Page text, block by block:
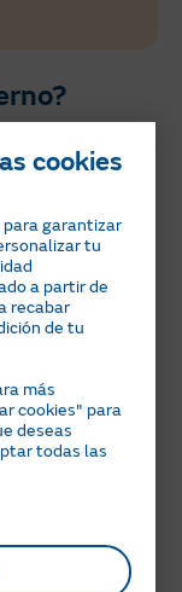
tiempo en casa
que la
puede
La
bajo control es
ligeramente
barata la luz
ajustes:
para
valle
mañana, y lo
cookies
para garantizar
tu
a partir de
recabar
de tu
más
cookies" para
deseas
todas las